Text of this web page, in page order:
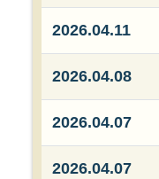
2026.04.11
2026.04.08
2026.04.07
2026.04.07